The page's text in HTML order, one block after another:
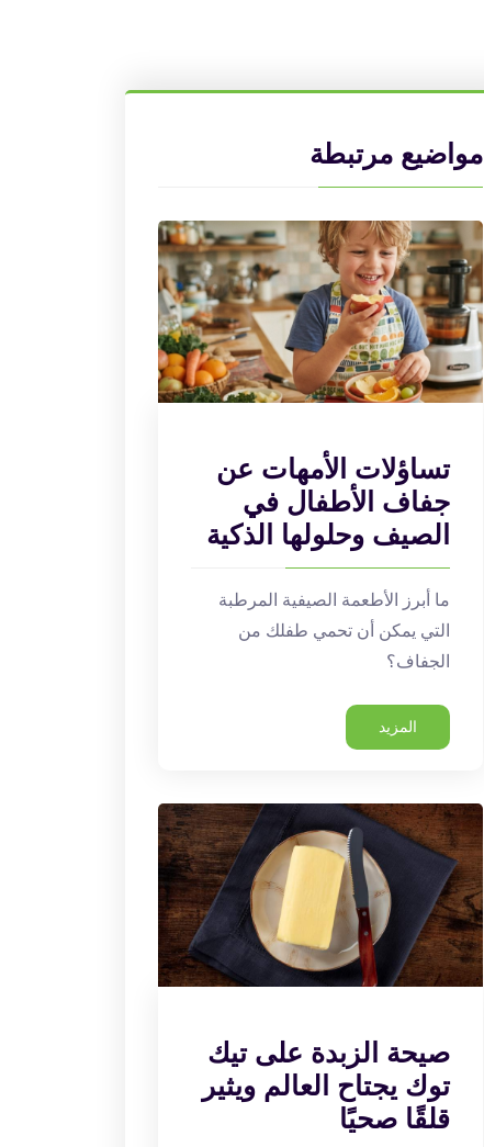
مواضيع مرتبطة
تساؤلات الأمهات عن
جفاف الأطفال في
الصيف وحلولها الذكية
ما أبرز الأطعمة الصيفية المرطبة
التي يمكن أن تحمي طفلك من
الجفاف؟
المزيد
صيحة الزبدة على تيك
توك يجتاح العالم ويثير
قلقًا صحيًا